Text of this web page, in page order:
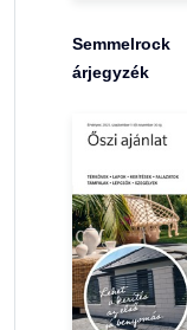
Semmelrock
árjegyzék